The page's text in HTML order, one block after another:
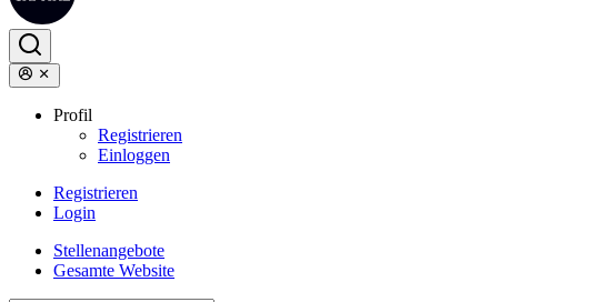
Profil
Registrieren
Einloggen
Registrieren
Login
Stellenangebote
Gesamte Website